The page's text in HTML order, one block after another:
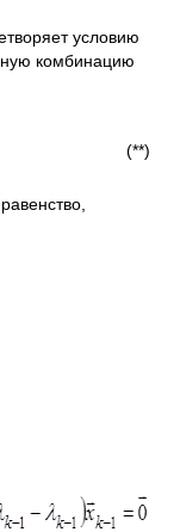
условию
комбинацию